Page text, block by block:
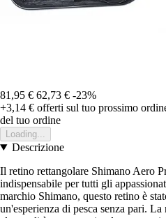
81,95 € 62,73 € -23%
+3,14 € offerti sul tuo prossimo
del tuo ordine
Loading...
Descrizione
Il retino rettangolare Shimano Aero
indispensabile per tutti gli
marchio Shimano, questo retino è
un'esperienza di pesca senza pari.